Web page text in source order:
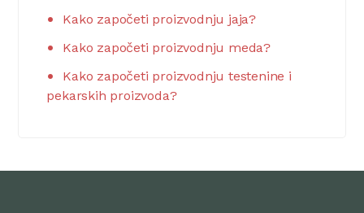
Kako započeti proizvodnju jaja?
Kako započeti proizvodnju meda?
Kako započeti proizvodnju testenine i
pekarskih proizvoda?